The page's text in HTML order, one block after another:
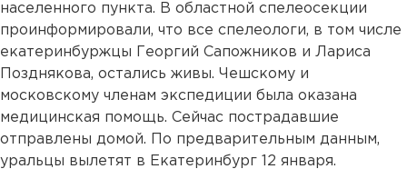
населенного пункта. В областной спелеосекции
проинформировали, что все спелеологи, в том числе
екатеринбуржцы Георгий Сапожников и Лариса
Позднякова, остались живы. Чешскому и
московскому членам экспедиции была оказана
медицинская помощь. Сейчас пострадавшие
отправлены домой. По предварительным данным,
уральцы вылетят в Екатеринбург 12 января.